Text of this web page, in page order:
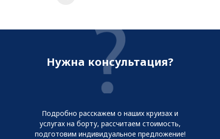
Нужна консультация?
Подробно расскажем о наших круизах и
услугах на борту, рассчитаем стоимость,
подготовим индивидуальное предложение!